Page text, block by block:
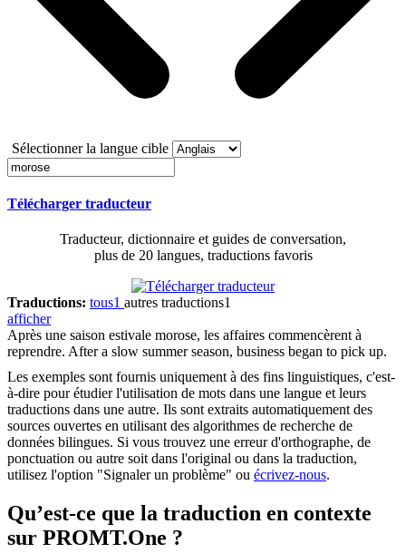
Sélectionner la langue cible
Télécharger traducteur
Traducteur, dictionnaire et guides de conversation,
plus de 20 langues, traductions favoris
Traductions: tous1 autres traductions1
afficher
Après une saison estivale morose, les affaires commencèrent à
reprendre. After a slow summer season, business began to pick up.
Les exemples sont fournis uniquement à des fins linguistiques, c'est-
à-dire pour étudier l'utilisation de mots dans une langue et leurs
traductions dans une autre. Ils sont extraits automatiquement des
sources ouvertes en utilisant des algorithmes de recherche de
données bilingues. Si vous trouvez une erreur d'orthographe, de
ponctuation ou autre soit dans l'original ou dans la traduction,
utilisez l'option "Signaler un problème" ou écrivez-nous.
Qu’est-ce que la traduction en contexte
sur PROMT.One ?